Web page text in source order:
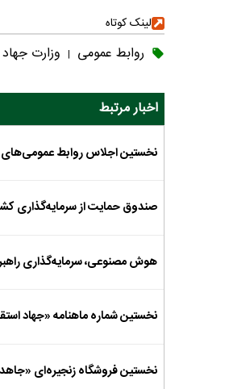
لینک کوتاه
روابط عمومی | وزارت
اخبار مرتبط
نخستین اجلاس روابط عمومی‌های
صندوق‌ حمایت از سرمایه‌گذاری
هوش مصنوعی، سرمایه‌گذاری
نخستین شماره ماهنامه «جهاد
نخستین فروشگاه زنجیره‌ای